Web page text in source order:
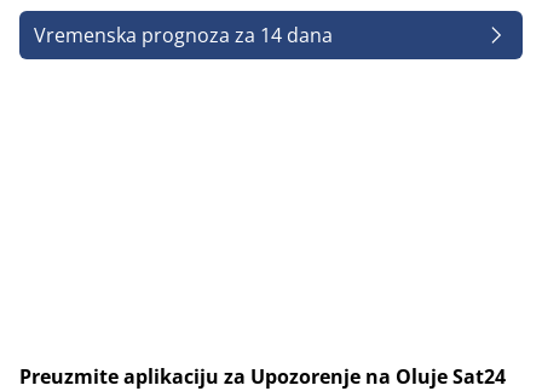
Vremenska prognoza za 14 dana
Preuzmite aplikaciju za Upozorenje na Oluje Sat24